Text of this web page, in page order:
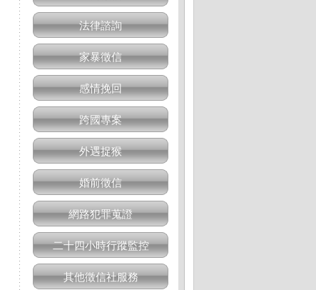
法律諮詢
家暴徵信
感情挽回
跨國專案
外遇捉猴
婚前徵信
網路犯罪蒐證
二十四小時行蹤監控
其他徵信社服務